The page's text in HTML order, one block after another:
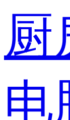
厨
电